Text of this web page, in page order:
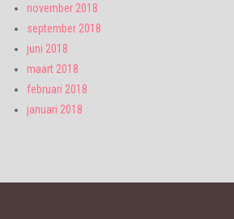
november 2018
september 2018
juni 2018
maart 2018
februari 2018
januari 2018